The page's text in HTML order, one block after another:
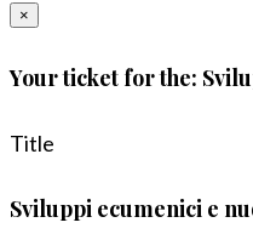
×
Your ticket for the:
Title
Sviluppi ecumenici e